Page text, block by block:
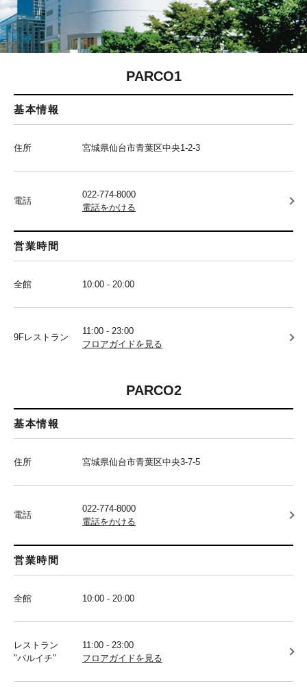
PARCO1
基本情報
住所 宮城県仙台市青葉区中央1-2-3
電話
022-774-8000
電話をかける
営業時間
全館 10:00 - 20:00
9Fレストラン
11:00 - 23:00
フロアガイドを見る
PARCO2
基本情報
住所 宮城県仙台市青葉区中央3-7-5
電話
022-774-8000
電話をかける
営業時間
全館 10:00 - 20:00
レストラン
"パルイチ"
11:00 - 23:00
フロアガイドを見る